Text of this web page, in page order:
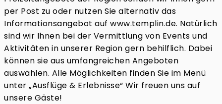
per Post zu oder nutzen Sie alternativ das
Informationsangebot auf www.templin.de. Natürlich
sind wir Ihnen bei der Vermittlung von Events und
Aktivitäten in unserer Region gern behilflich. Dabei
können sie aus umfangreichen Angeboten
auswählen. Alle Möglichkeiten finden Sie im Menü
unter „Ausflüge & Erlebnisse“ Wir freuen uns auf
unsere Gäste!